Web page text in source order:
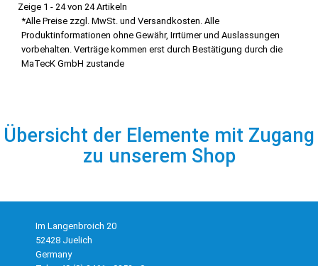
Zeige 1 - 24 von 24 Artikeln
*Alle Preise zzgl. MwSt. und Versandkosten. Alle
Produktinformationen ohne Gewähr, Irrtümer und Auslassungen
vorbehalten. Verträge kommen erst durch Bestätigung durch die
MaTecK GmbH zustande
Übersicht der Elemente mit Zugang
zu unserem Shop
Im Langenbroich 20
52428 Juelich
Germany